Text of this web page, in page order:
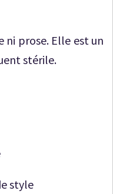
ni prose. Elle est un
stérile.
style